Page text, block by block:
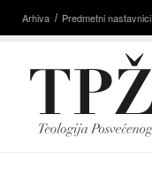
Arhiva Predmetni nastavnici